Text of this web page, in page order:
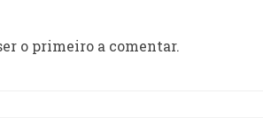
o primeiro a comentar.